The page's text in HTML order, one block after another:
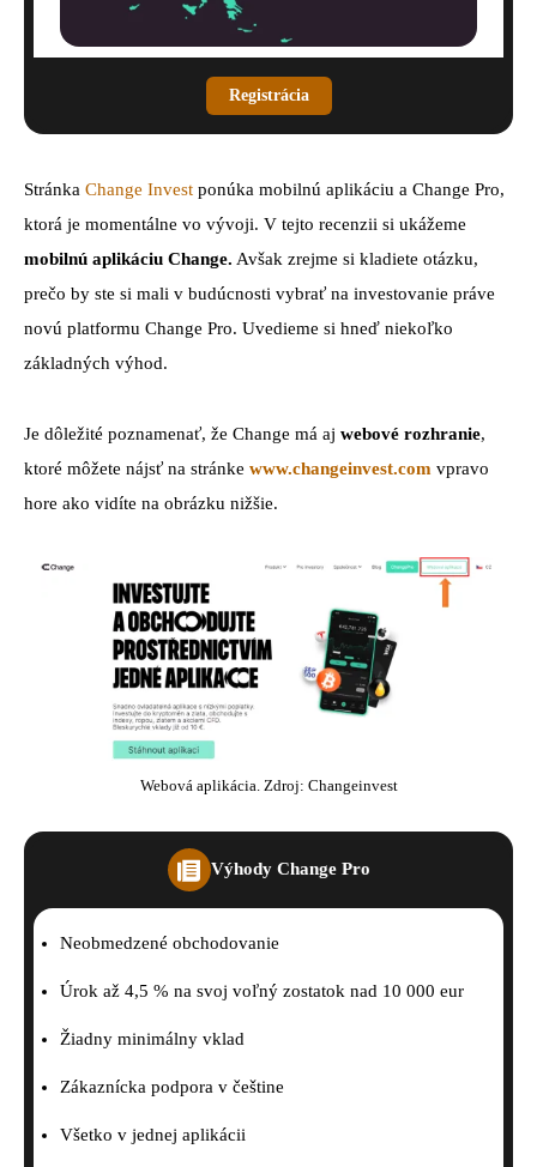
Registrácia
Stránka Change Invest ponúka mobilnú aplikáciu a Change Pro,
ktorá je momentálne vo vývoji. V tejto recenzii si ukážeme
mobilnú aplikáciu Change. Avšak zrejme si kladiete otázku,
prečo by ste si mali v budúcnosti vybrať na investovanie práve
novú platformu Change Pro. Uvedieme si hneď niekoľko
základných výhod.
Je dôležité poznamenať, že Change má aj webové rozhranie,
ktoré môžete nájsť na stránke www.changeinvest.com vpravo
hore ako vidíte na obrázku nižšie.
Webová aplikácia. Zdroj: Changeinvest
Výhody Change Pro
Neobmedzené obchodovanie
Úrok až 4,5 % na svoj voľný zostatok nad 10 000 eur
Žiadny minimálny vklad
Zákaznícka podpora v češtine
Všetko v jednej aplikácii